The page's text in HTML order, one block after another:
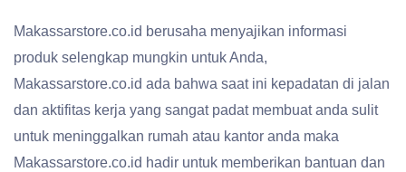
Makassarstore.co.id berusaha menyajikan informasi
produk selengkap mungkin untuk Anda,
Makassarstore.co.id ada bahwa saat ini kepadatan di jalan
dan aktifitas kerja yang sangat padat membuat anda sulit
untuk meninggalkan rumah atau kantor anda maka
Makassarstore.co.id hadir untuk memberikan bantuan dan